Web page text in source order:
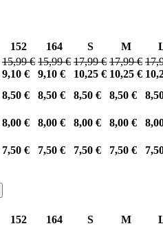
152 164 S M
15,99 €
9,10 €
15,99 €
9,10 €
17,99 €
10,25 €
17,99 €
10,25 €
8,50 € 8,50 € 8,50 € 8,50 €
8,00 € 8,00 € 8,00 € 8,00 €
7,50 € 7,50 € 7,50 € 7,50 €
152 164 S M